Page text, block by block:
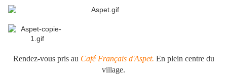
Rendez-vous pris au Café Français d'Aspet. En plein centre du
village.